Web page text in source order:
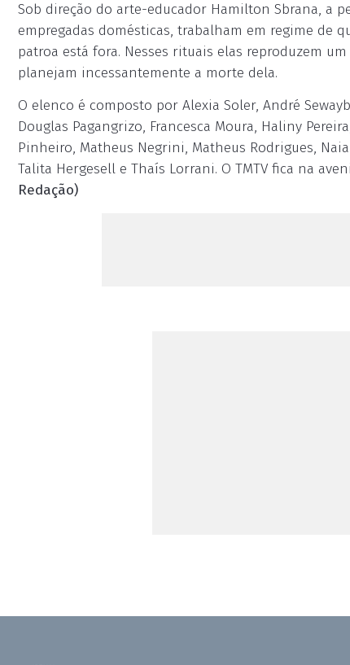
Sob direção do arte-educador Hamilton Sbrana, a
empregadas domésticas, trabalham em regime de
patroa está fora. Nesses rituais elas reproduzem
planejam incessantemente a morte dela.
O elenco é composto por Alexia Soler, André
Douglas Pagangrizo, Francesca Moura, Haliny
Pinheiro, Matheus Negrini, Matheus Rodrigues,
Talita Hergesell e Thaís Lorrani. O TMTV fica na
Redação)